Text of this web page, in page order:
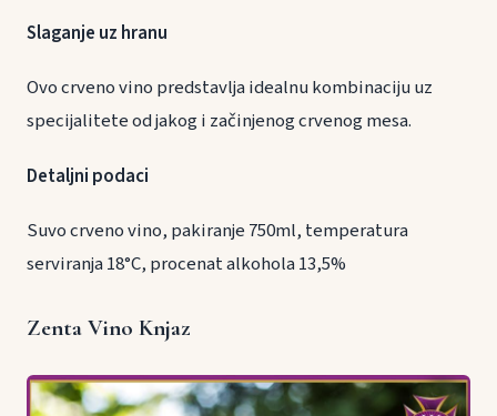
Slaganje uz hranu
Ovo crveno vino predstavlja idealnu kombinaciju uz
specijalitete od jakog i začinjenog crvenog mesa.
Detaljni podaci
Suvo crveno vino, pakiranje 750ml, temperatura
serviranja 18°C, procenat alkohola 13,5%
Zenta Vino Knjaz